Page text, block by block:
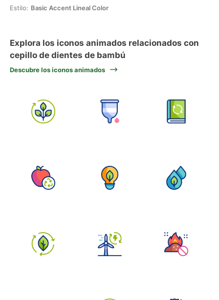
Estilo: Basic Accent Lineal Color
Explora los iconos animados relacionados con
cepillo de dientes de bambú
Descubre los iconos animados